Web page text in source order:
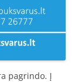
pagrindo. Į